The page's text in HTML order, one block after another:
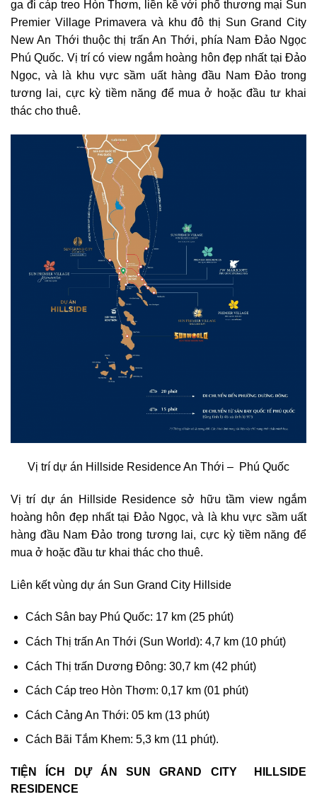
ga đi cáp treo Hòn Thơm, liền kề với phố thương mại Sun
Premier Village Primavera và khu đô thị Sun Grand City
New An Thới thuộc thị trấn An Thới, phía Nam Đảo Ngọc
Phú Quốc. Vị trí có view ngắm hoàng hôn đẹp nhất tại Đảo
Ngọc, và là khu vực sầm uất hàng đầu Nam Đảo trong
tương lai, cực kỳ tiềm năng để mua ở hoặc đầu tư khai
thác cho thuê.
Vị trí dự án Hillside Residence An Thới – Phú Quốc
Vị trí dự án Hillside Residence sở hữu tầm view ngắm
hoàng hôn đẹp nhất tại Đảo Ngọc, và là khu vực sầm uất
hàng đầu Nam Đảo trong tương lai, cực kỳ tiềm năng để
mua ở hoặc đầu tư khai thác cho thuê.
Liên kết vùng dự án Sun Grand City Hillside
Cách Sân bay Phú Quốc: 17 km (25 phút)
Cách Thị trấn An Thới (Sun World): 4,7 km (10 phút)
Cách Thị trấn Dương Đông: 30,7 km (42 phút)
Cách Cáp treo Hòn Thơm: 0,17 km (01 phút)
Cách Cảng An Thới: 05 km (13 phút)
Cách Bãi Tắm Khem: 5,3 km (11 phút).
TIỆN ÍCH DỰ ÁN SUN GRAND CITY HILLSIDE
RESIDENCE